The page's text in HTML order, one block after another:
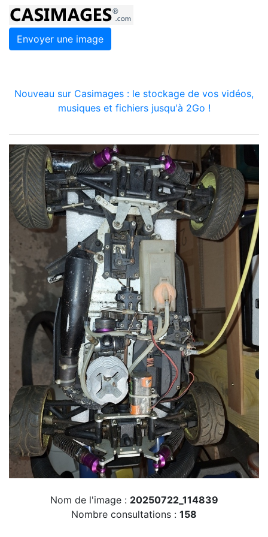
Envoyer une image
Nouveau sur Casimages : le stockage de vos vidéos,
musiques et fichiers jusqu'à 2Go !
Nom de l'image : 20250722_114839
Nombre consultations : 158